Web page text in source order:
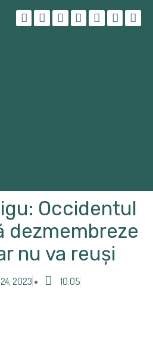
Occidentul
dezmembreze
nu va reuși
2023
10:05